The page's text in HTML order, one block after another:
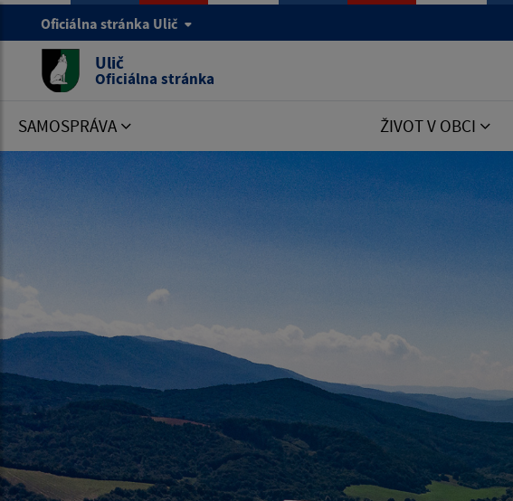
Oficiálna stránka Ulič
Ulič
Oficiálna stránka
SAMOSPRÁVA ŽIVOT V OBCI